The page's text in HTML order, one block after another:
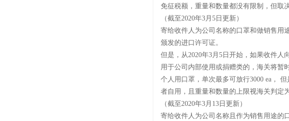
免征税额，重量和数量都没有限制，但取
（截至2020年3月5日更新）
寄给收件人为公司名称的口罩和做销售用
颁发的进口许可证。
但是，从2020年3月5日开始，如果收件人
用于公司内部使用或捐赠类的，海关将暂
个人用口罩，单次最多可放行3000 ea，
者自用，且重量和数量的上限视海关判定为
（截至2020年3月13日更新）
寄给收件人为公司名称且作为销售用途的